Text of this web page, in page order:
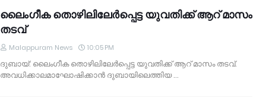
ലൈംഗീക തൊഴിലിലേര്‍പ്പെട്ട യുവതിക്ക് ആറ് മാസം
തടവ്
Malappuram News 10:05 PM
ദുബായ്: ലൈംഗീക തൊഴിലിലേര്‍പ്പെട്ട യുവതിക്ക് ആറ് മാസം തടവ്.
അവധിക്കാലമാഘോഷിക്കാന്‍ ദുബായിലെത്തിയ …